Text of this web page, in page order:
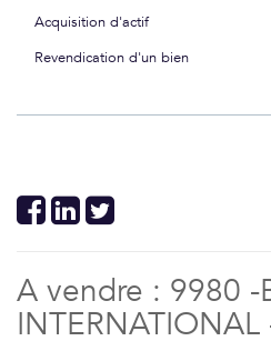
Acquisition d'actif
Revendication d'un bien
A vendre : 9980 -
INTERNATIONAL